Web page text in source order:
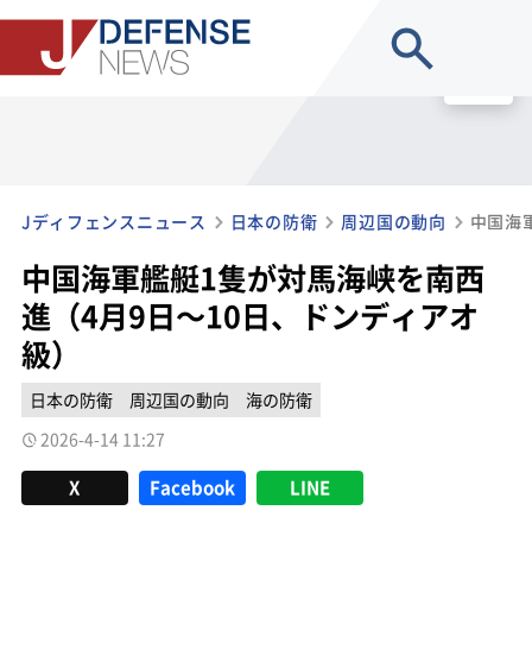
Jディフェンスニュース 日本の防衛 周辺国の動向
中国海軍艦艇1隻が対馬海峡を南西
進（4月9日～10日、ドンディアオ
級）
日本の防衛 周辺国の動向
海の防衛
2026-4-14 11:27
X Facebook LINE